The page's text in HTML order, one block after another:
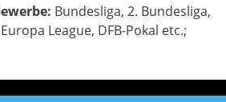
Bundesliga, 2. Bundesliga,
League, DFB-Pokal etc.;